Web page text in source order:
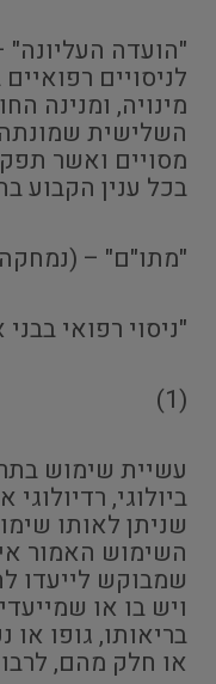
"הועדה העליונה"
לניסויים
מינויה, ומנינה
השלישית שמונתה
מסויים ואשר
בכל ענין הקבוע
"מתו"ם" –
"ניסוי רפואי
(1)
עשיית שימוש
ביולוגי,
שניתן לאותו
השימוש האמור
שמבוקש לייעדו
ויש בו או
בריאותו, גופו
או חלק מהם,